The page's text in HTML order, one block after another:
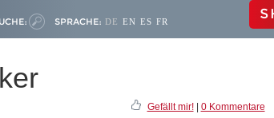
SPRACHE: DE EN ES FR
Gefällt mir!| 0 Kommentare